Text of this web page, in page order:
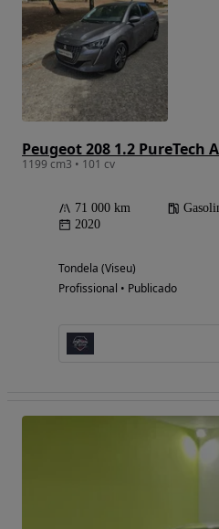
Peugeot 208 1.2 PureTech
1199 cm3 • 101 cv
71 000 km
2020
Tondela (Viseu)
Profissional • Publicado